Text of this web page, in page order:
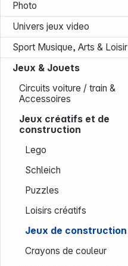
Photo
Univers jeux video
Sport Musique, Arts & Loisir
Jeux & Jouets
Circuits voiture / train &
Accessoires
Jeux créatifs et de
construction
Lego
Schleich
Puzzles
Loisirs créatifs
Jeux de construction
Crayons de couleur